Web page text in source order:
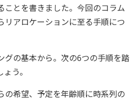
ことを書きました。今回のコラム
リアロケーションに至る手順につ
グの基本から。次の6つの手順を踏
う。
の希望、予定を年齢順に時系列の